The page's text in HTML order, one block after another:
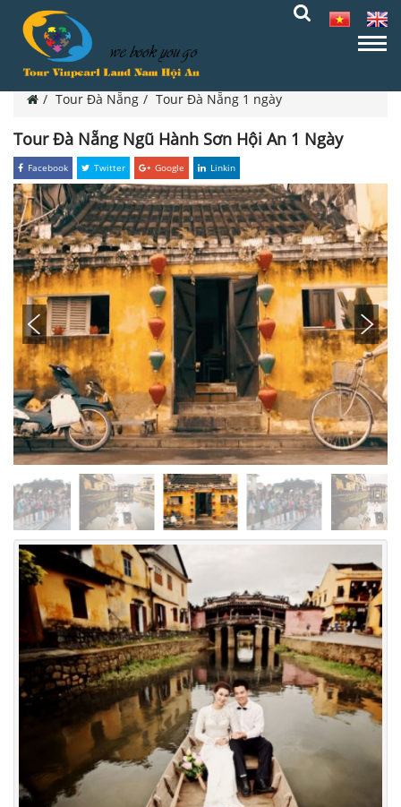
Tour Đà Nẵng Tour Đà Nẵng 1 ngày
Tour Đà Nẵng Ngũ Hành Sơn Hội An 1 Ngày
Facebook Twitter Google Linkin